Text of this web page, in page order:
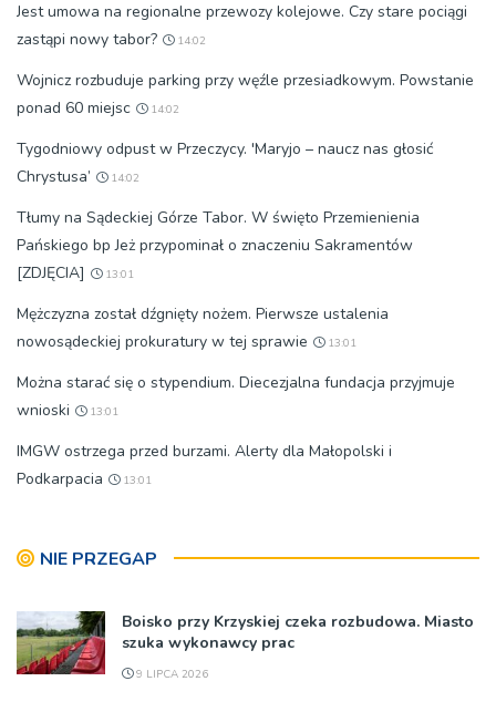
Jest umowa na regionalne przewozy kolejowe. Czy stare pociągi
zastąpi nowy tabor?
14:02
Wojnicz rozbuduje parking przy węźle przesiadkowym. Powstanie
ponad 60 miejsc
14:02
Tygodniowy odpust w Przeczycy. 'Maryjo – naucz nas głosić
Chrystusa’
14:02
Tłumy na Sądeckiej Górze Tabor. W święto Przemienienia
Pańskiego bp Jeż przypominał o znaczeniu Sakramentów
[ZDJĘCIA]
13:01
Mężczyzna został dźgnięty nożem. Pierwsze ustalenia
nowosądeckiej prokuratury w tej sprawie
13:01
Można starać się o stypendium. Diecezjalna fundacja przyjmuje
wnioski
13:01
IMGW ostrzega przed burzami. Alerty dla Małopolski i
Podkarpacia
13:01
NIE PRZEGAP
Boisko przy Krzyskiej czeka rozbudowa. Miasto
szuka wykonawcy prac
9 LIPCA 2026